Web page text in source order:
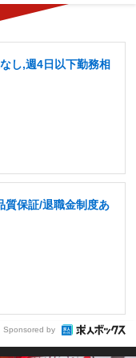
し,週4日以下勤務相
質保証/退職金制度あ
Sponsored by